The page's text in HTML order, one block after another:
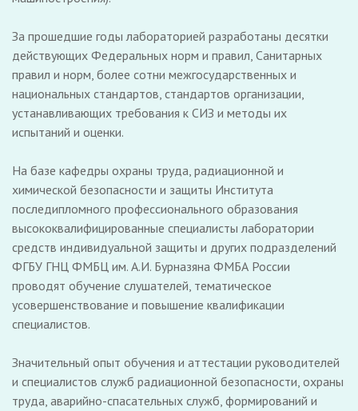
За прошедшие годы лабораторией разработаны десятки
действующих Федеральных норм и правил, Санитарных
правил и норм, более сотни межгосударственных и
национальных стандартов, стандартов организации,
устанавливающих требования к СИЗ и методы их
испытаний и оценки.
На базе кафедры охраны труда, радиационной и
химической безопасности и защиты Института
последипломного профессионального образования
высококвалифицированные специалисты лаборатории
средств индивидуальной защиты и других подразделений
ФГБУ ГНЦ ФМБЦ им. А.И. Бурназяна ФМБА России
проводят обучение слушателей, тематическое
усовершенствование и повышение квалификации
специалистов.
Значительный опыт обучения и аттестации руководителей
и специалистов служб радиационной безопасности, охраны
труда, аварийно-спасательных служб, формирований и